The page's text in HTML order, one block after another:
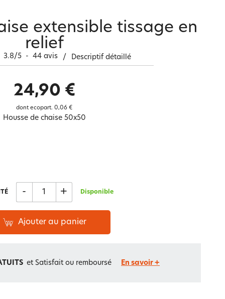
Carte cadeau
extensible tissage en
relief
3.8/5 - 44 avis / Descriptif détaillé
24,90 €
dont ecopart. 0,06 €
Housse de chaise 50x50
- + Disponible
Ajouter au panier
et Satisfait ou remboursé En savoir +